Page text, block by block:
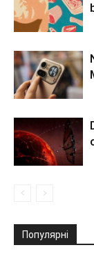
Популярні